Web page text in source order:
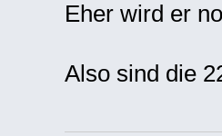
Eher wird er
Also sind die